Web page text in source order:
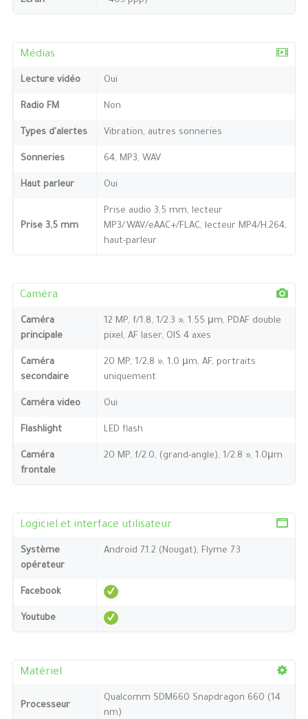
Médias
Lecture vidéo Oui
Radio FM Non
Types d'alertes Vibration, autres sonneries
Sonneries 64, MP3, WAV
Haut parleur Oui
Prise 3,5 mm
Prise audio 3,5 mm, lecteur
MP3/WAV/eAAC+/FLAC, lecteur MP4/H.264,
haut-parleur
Caméra
Caméra
principale
12 MP, f/1.8, 1/2.3 », 1.55 μm, PDAF double
pixel, AF laser, OIS 4 axes
Caméra
secondaire
20 MP, 1/2,8 », 1,0 μm, AF, portraits
uniquement
Caméra video Oui
Flashlight LED flash
Caméra
frontale
20 MP, f/2.0, (grand-angle), 1/2.8 », 1.0μm
Logiciel et interface utilisateur
Système
opérateur
Android 7.1.2 (Nougat), Flyme 7.3
Facebook
Youtube
Matériel
Processeur
Qualcomm SDM660 Snapdragon 660 (14
nm)